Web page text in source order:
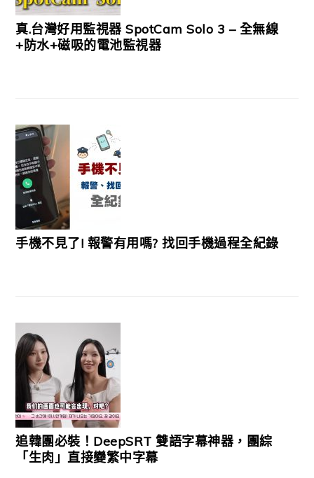
真.台灣好用監視器 SpotCam Solo 3 – 全無線
+防水+磁吸的電池監視器
手機不見了! 報警有用嗎? 找回手機過程全紀錄
追韓團必裝！DeepSRT 雙語字幕神器，團綜
「生肉」直接變繁中字幕